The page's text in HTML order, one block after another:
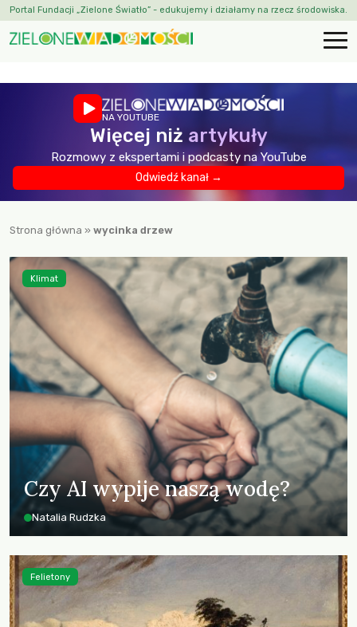
Portal Fundacji „Zielone Światło” - edukujemy i działamy na rzecz środowiska.
NA YOUTUBE
Więcej niż artykuły
Rozmowy z ekspertami i podcasty na YouTube
Odwiedź kanał →
Strona główna » wycinka drzew
Czy AI wypije naszą wodę?
Natalia Rudzka
Klimat
Felietony